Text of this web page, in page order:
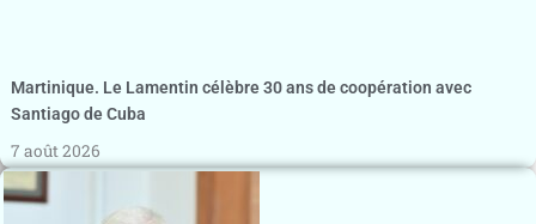
Martinique. Le Lamentin célèbre 30 ans de coopération avec
Santiago de Cuba
7 août 2026